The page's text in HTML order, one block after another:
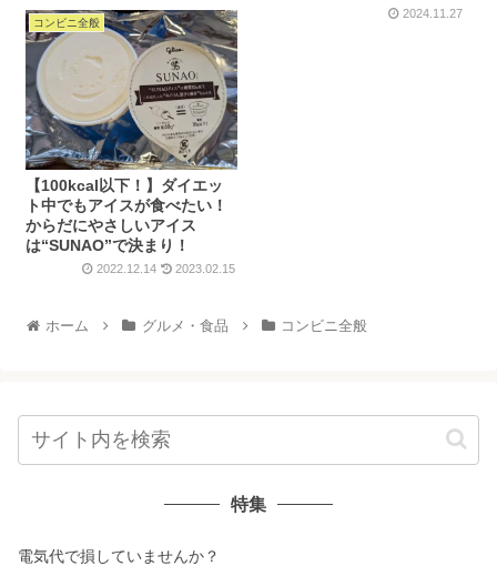
2024.11.27
コンビニ全般
【100kcal以下！】ダイエッ
ト中でもアイスが食べたい！
からだにやさしいアイス
は“SUNAO”で決まり！
2022.12.14 2023.02.15
ホーム グルメ・食品 コンビニ全般
特集
電気代で損していませんか？